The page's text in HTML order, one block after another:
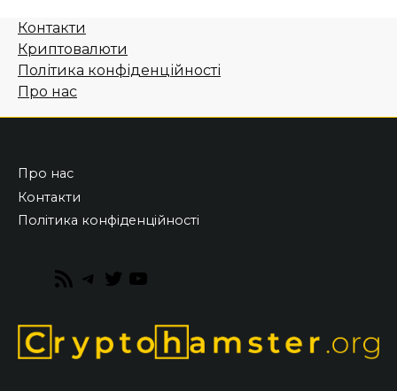
Контакти
Криптовалюти
Політика конфіденційності
Про нас
Про нас
Контакти
Політика конфіденційності
RSS
Telegram
Twitter